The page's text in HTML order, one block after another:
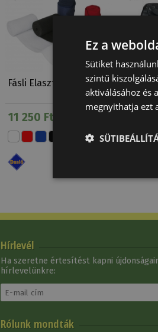
Fásli Elasztikus Daslö
11 250 Ft
Nyereg
Cseré…
Gyémánt Steppelés
Hírlevél
Ha szeretne értesítést kapni
hírlevelünkre:
Rólunk mondták
Ez a
Sütiket
szintű
aktiválásához és
megnyithatja ezt